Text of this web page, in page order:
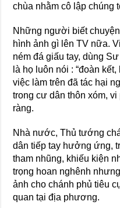
chùa nhằm cô lập chúng
Những người biết
hình ảnh gì lên TV nữa.
ném đá giấu tay, dùng
là họ luôn nói : “đoàn
việc làm trên đã tác hại
trong cư dân thôn xóm,
ràng.
Nhà nước, Thủ tướng
dân tiếp tay hưởng ứng,
tham nhũng, khiếu kiện
trọng hoan nghênh
ảnh cho chánh phủ tiêu
quan tại địa phương.